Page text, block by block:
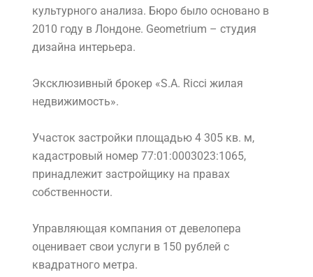
культурного анализа. Бюро было основано в
2010 году в Лондоне. Geometrium – студия
дизайна интерьера.
Эксклюзивный брокер «S.A. Ricci жилая
недвижимость».
Участок застройки площадью 4 305 кв. м,
кадастровый номер 77:01:0003023:1065,
принадлежит застройщику на правах
собственности.
Управляющая компания от девелопера
оценивает свои услуги в 150 рублей с
квадратного метра.